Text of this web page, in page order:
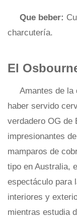
Que beber:
charcutería.
El
Amantes de la
haber servido
verdadero OG de
impresionantes
mamparos de
tipo en Australia,
espectáculo para
interiores y
mientras estudia